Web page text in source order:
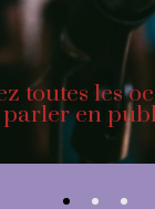
toutes les
parler en